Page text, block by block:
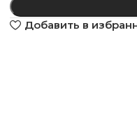
Добавить в